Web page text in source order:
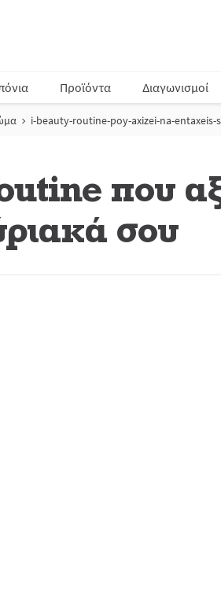
Προϊόντα Διαγωνισμοί
i-beauty-routine-poy-axizei-na-
που
σου